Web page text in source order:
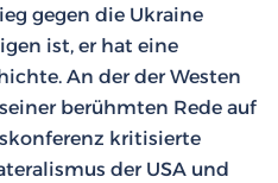
gegen die Ukraine
ist, er hat eine
An der der Westen
berühmten Rede auf
kritisierte
der USA und